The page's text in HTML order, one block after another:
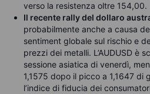
verso la resistenza oltre 154,00.
Il recente rally del dollaro
probabilmente anche a causa
sentiment globale sul rischio e
prezzi dei metalli. L’AUDUSD è
sessione asiatica di venerdì,
1,1575 dopo il picco a 1,1647 di
l’indice di fiducia dei